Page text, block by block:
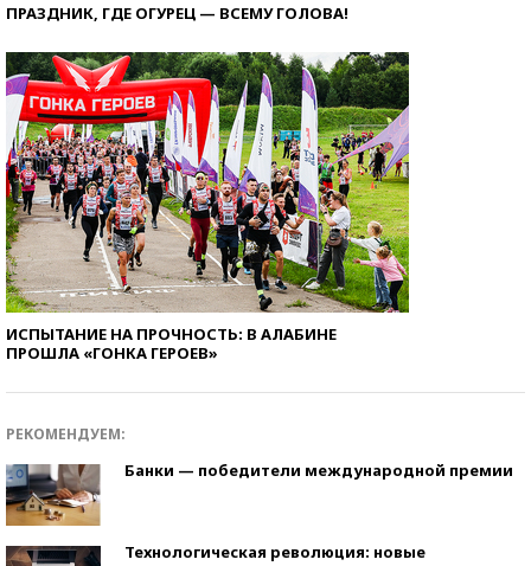
ПРАЗДНИК, ГДЕ ОГУРЕЦ — ВСЕМУ ГОЛОВА!
ИСПЫТАНИЕ НА ПРОЧНОСТЬ: В АЛАБИНЕ
ПРОШЛА «ГОНКА ГЕРОЕВ»
РЕКОМЕНДУЕМ:
Банки — победители международной премии
Технологическая революция: новые